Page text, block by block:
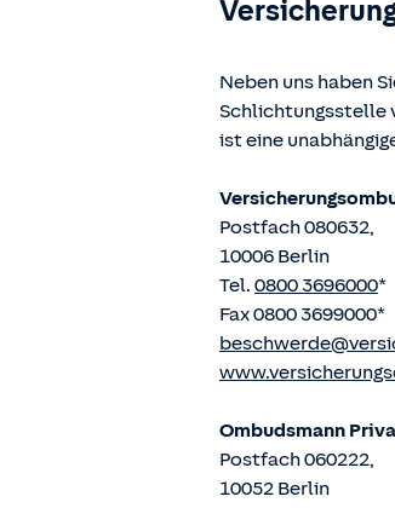
Neben uns haben
Schlichtungsstelle
ist eine
Postfach 080632,
10006 Berlin
Tel. 0800 3696000*
Fax 0800 3699000*
Ombudsmann
Postfach 060222,
10052 Berlin